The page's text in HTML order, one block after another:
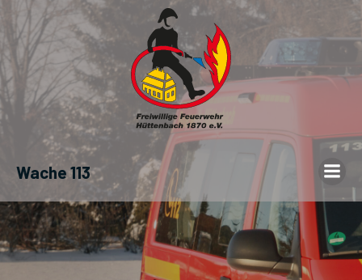
Wache 113